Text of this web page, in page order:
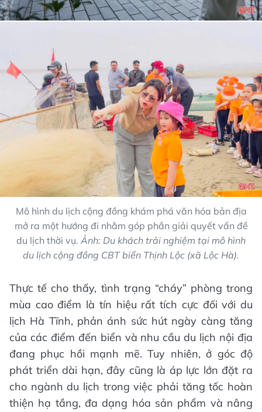
Mô hình du lịch cộng đồng khám phá văn hóa bản địa
mở ra một hướng đi nhằm góp phần giải quyết vấn đề
du lịch thời vụ. Ảnh: Du khách trải nghiệm tại mô hình
du lịch cộng đồng CBT biển Thịnh Lộc (xã Lộc Hà).
Thực tế cho thấy, tình trạng “cháy” phòng trong
mùa cao điểm là tín hiệu rất tích cực đối với du
lịch Hà Tĩnh, phản ánh sức hút ngày càng tăng
của các điểm đến biển và nhu cầu du lịch nội địa
đang phục hồi mạnh mẽ. Tuy nhiên, ở góc độ
phát triển dài hạn, đây cũng là áp lực lớn đặt ra
cho ngành du lịch trong việc phải tăng tốc hoàn
thiện hạ tầng, đa dạng hóa sản phẩm và nâng